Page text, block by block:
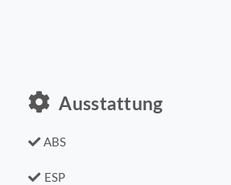
Ausstattung
ABS
ESP